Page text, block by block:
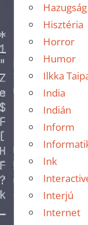
Hazugság
Hisztéria
Horror
Humor
Ilkka
India
Indián
Inform
Ink
Interjú
Internet